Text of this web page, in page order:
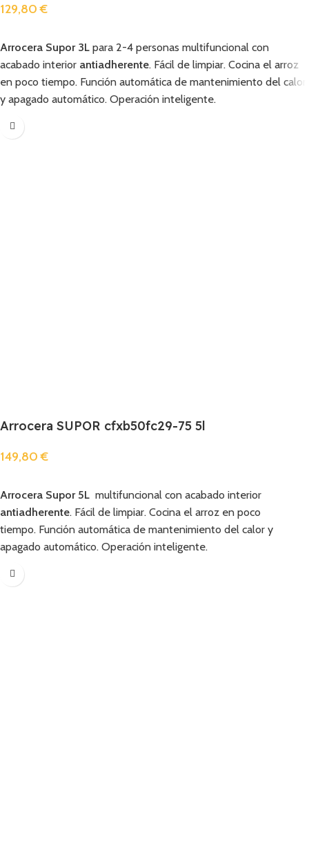
129,80€
Arrocera Supor 3L para 2-4 personas multifuncional con
acabado interior antiadherente. Fácil de limpiar. Cocina el arroz
en poco tiempo. Función automática de mantenimiento del calor
y apagado automático. Operación inteligente.
Arrocera SUPOR cfxb50fc29-75 5l
149,80€
Arrocera Supor 5L multifuncional con acabado interior
antiadherente. Fácil de limpiar. Cocina el arroz en poco
tiempo. Función automática de mantenimiento del calor y
apagado automático. Operación inteligente.